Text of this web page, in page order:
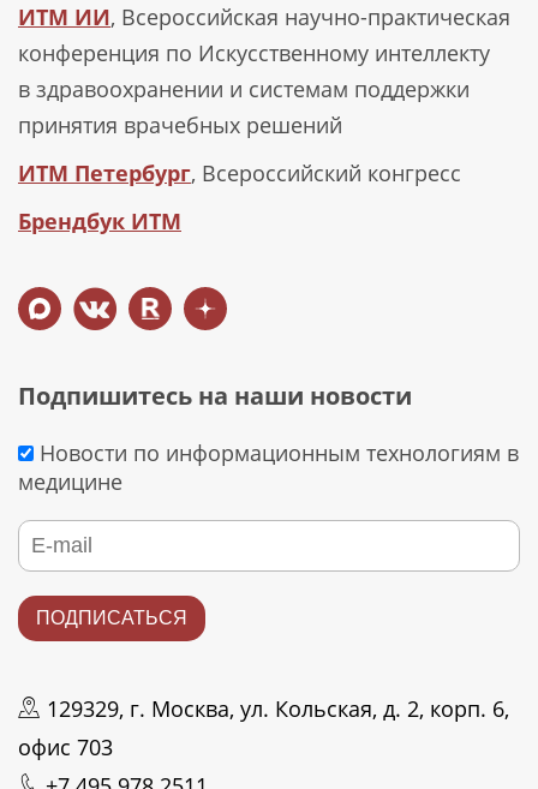
ИТМ ИИ, Всероссийская научно-практическая
конференция по Искусственному интеллекту
в здравоохранении и системам поддержки
принятия врачебных решений
ИТМ Петербург, Всероссийский конгресс
Брендбук ИТМ
Подпишитесь на наши новости
Новости по информационным технологиям в
медицине
129329, г. Москва, ул. Кольская, д. 2, корп. 6,
офис 703